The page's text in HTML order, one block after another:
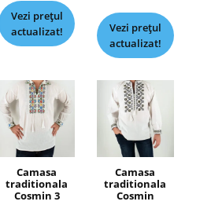
Vezi prețul
actualizat!
Vezi prețul
actualizat!
Camasa
traditionala
Cosmin 3
Camasa
traditionala
Cosmin